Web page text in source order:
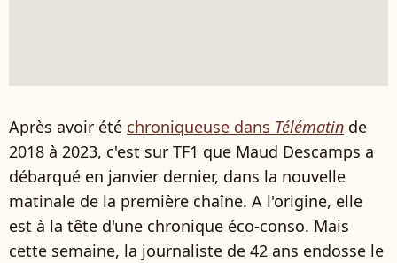
Après avoir été chroniqueuse dans Télématin de
2018 à 2023, c'est sur TF1 que Maud Descamps a
débarqué en janvier dernier, dans la nouvelle
matinale de la première chaîne. A l'origine, elle
est à la tête d'une chronique éco-conso. Mais
cette semaine, la journaliste de 42 ans endosse le